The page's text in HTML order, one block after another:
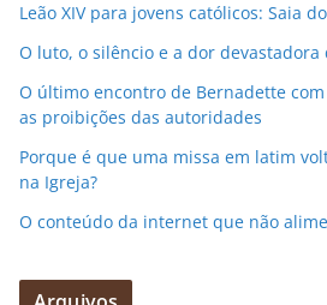
Leão XIV para jovens católicos: Saia
O luto, o silêncio e a dor devastadora
O último encontro de Bernadette
as proibições das autoridades
Porque é que uma missa em latim
na Igreja?
O conteúdo da internet que não